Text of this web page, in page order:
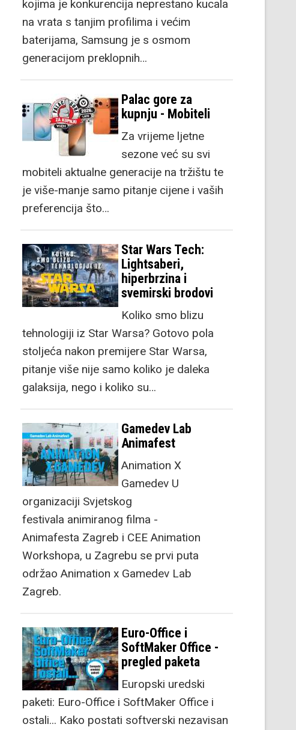
kojima je konkurencija neprestano kucala
na vrata s tanjim profilima i većim
baterijama, Samsung je s osmom
generacijom preklopnih…
Palac gore za
kupnju - Mobiteli
Za vrijeme ljetne
sezone već su svi
mobiteli aktualne generacije na tržištu te
je više-manje samo pitanje cijene i vaših
preferencija što…
Star Wars Tech:
Lightsaberi,
hiperbrzina i
svemirski brodovi
Koliko smo blizu
tehnologiji iz Star Warsa? Gotovo pola
stoljeća nakon premijere Star Warsa,
pitanje više nije samo koliko je daleka
galaksija, nego i koliko su…
Gamedev Lab
Animafest
Animation X
Gamedev U
organizaciji Svjetskog
festivala animiranog filma -
Animafesta Zagreb i CEE Animation
Workshopa, u Zagrebu se prvi puta
održao Animation x Gamedev Lab
Zagreb.
Euro-Office i
SoftMaker Office -
pregled paketa
Europski uredski
paketi: Euro-Office i SoftMaker Office i
ostali... Kako postati softverski nezavisan